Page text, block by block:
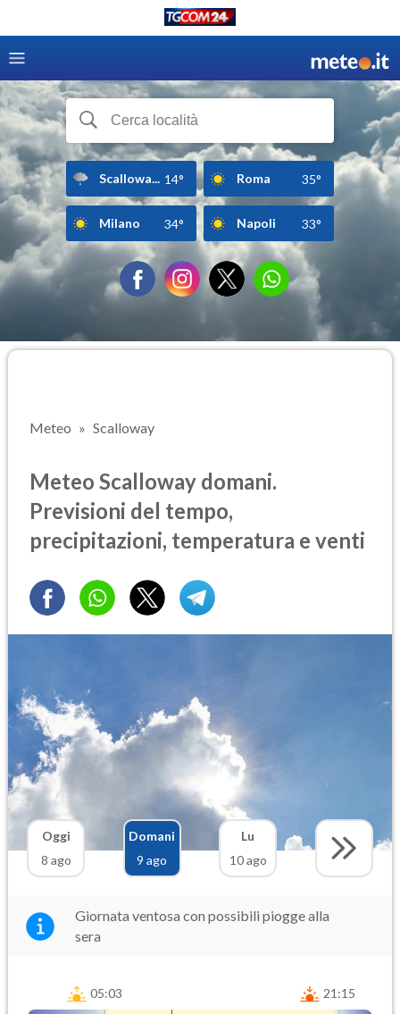
Scallowa... 14° Roma 35°
Milano 34° Napoli 33°
Meteo Scalloway
Meteo Scalloway domani.
Previsioni del tempo,
precipitazioni, temperatura e venti
Oggi
8 ago
Domani
9 ago
Lu
10 ago
Giornata ventosa con possibili piogge alla
sera
05:03 21:15